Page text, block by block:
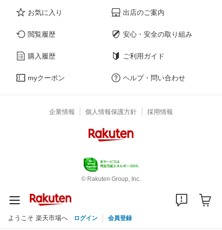
お気に入り
閲覧履歴
購入履歴
myクーポン
出店のご案内
安心・安全の取り組み
ご利用ガイド
ヘルプ・問い合わせ
企業情報 個人情報保護方針 採用情報
© Rakuten Group, Inc.
ようこそ 楽天市場へ ログイン 会員登録